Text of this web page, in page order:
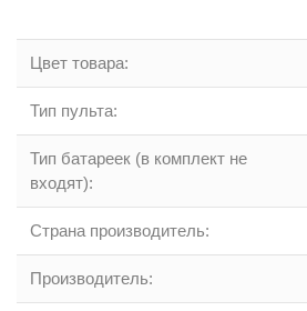
Цвет товара:
Тип пульта:
Тип батареек (в комплект не
входят):
Страна производитель:
Производитель: